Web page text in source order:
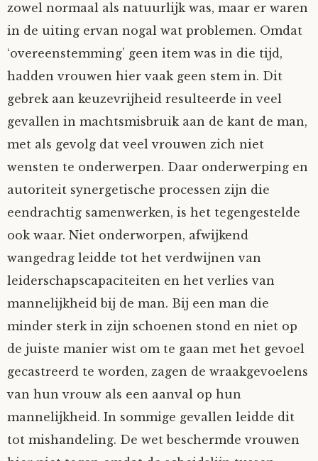
zowel normaal als natuurlijk was, maar er waren
in de uiting ervan nogal wat problemen. Omdat
‘overeenstemming’ geen item was in die tijd,
hadden vrouwen hier vaak geen stem in. Dit
gebrek aan keuzevrijheid resulteerde in veel
gevallen in machtsmisbruik aan de kant de man,
met als gevolg dat veel vrouwen zich niet
wensten te onderwerpen. Daar onderwerping en
autoriteit synergetische processen zijn die
eendrachtig samenwerken, is het tegengestelde
ook waar. Niet onderworpen, afwijkend
wangedrag leidde tot het verdwijnen van
leiderschapscapaciteiten en het verlies van
mannelijkheid bij de man. Bij een man die
minder sterk in zijn schoenen stond en niet op
de juiste manier wist om te gaan met het gevoel
gecastreerd te worden, zagen de wraakgevoelens
van hun vrouw als een aanval op hun
mannelijkheid. In sommige gevallen leidde dit
tot mishandeling. De wet beschermde vrouwen